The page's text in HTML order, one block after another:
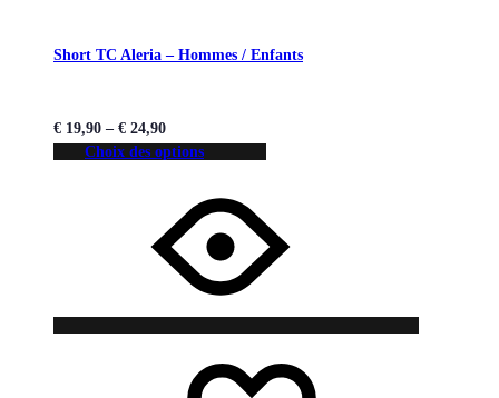
Short TC Aleria – Hommes / Enfants
€ 19,90 – € 24,90
Choix des options